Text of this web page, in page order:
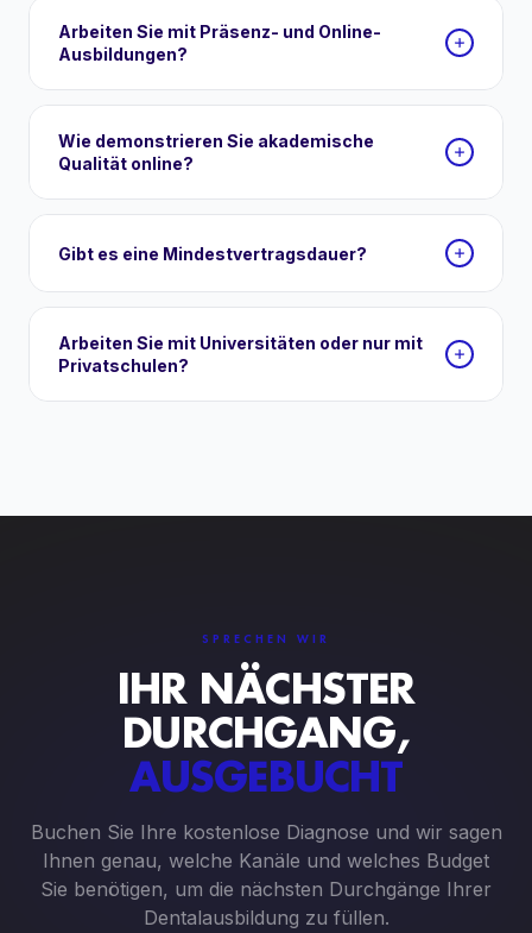
Arbeiten Sie mit Präsenz- und Online-
Ausbildungen?
Wie demonstrieren Sie akademische
Qualität online?
Gibt es eine Mindestvertragsdauer?
Arbeiten Sie mit Universitäten oder nur mit
Privatschulen?
SPRECHEN WIR
IHR NÄCHSTER
DURCHGANG,
AUSGEBUCHT
Buchen Sie Ihre kostenlose Diagnose und wir sagen
Ihnen genau, welche Kanäle und welches Budget
Sie benötigen, um die nächsten Durchgänge Ihrer
Dentalausbildung zu füllen.